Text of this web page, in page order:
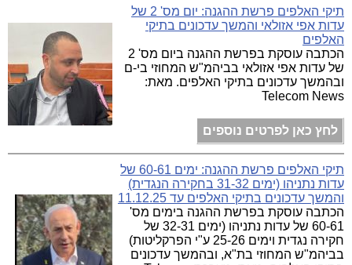
תיקי האלפים פרשת ההגנה: יום מס' 2 של
עדות אפי אזולאי והמשך עדכונים בתיקי
האלפים
הכתבה עוסקת בפרשת ההגנה ביום מס' 2
של עדות אפי אזולאי בביהמ"ש המחוזי בי-ם
ובהמשך עדכונים בתיקי האלפים. מאת:
Telecom News
לחץ כאן לפרטים נוספים
תיקי האלפים פרשת ההגנה: ימים 60-61 של
עדות נתניהו (ימים 31-32 בחקירה הנגדית)
והמשך עדכונים בתיקי האלפים עד 11.12.25
הכתבה עוסקת בפרשת ההגנה בימים מס'
60-61 של עדות נתניהו (ימים 32-31 של
חקירה נגדית וימים 25-26 ע"י הפרקליטות)
בביהמ"ש המחוזי בת"א, ובהמשך עדכונים